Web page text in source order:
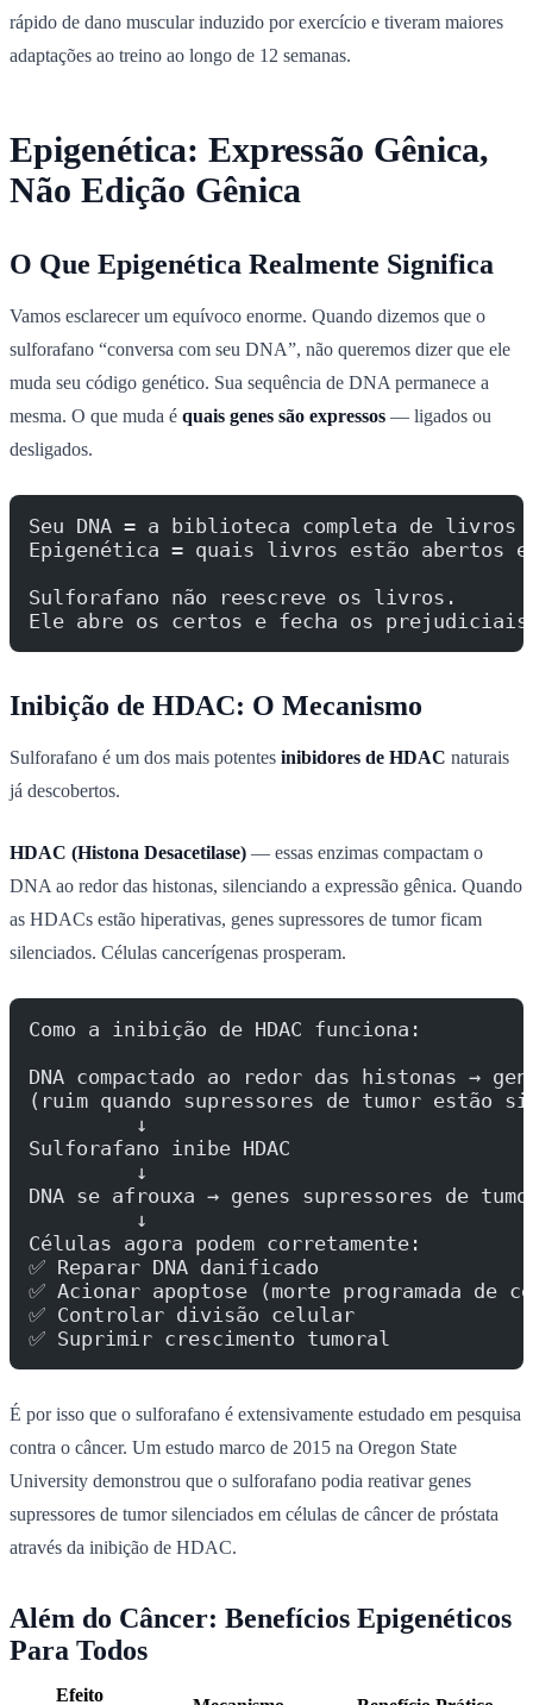
rápido de dano muscular induzido por exercício e tiveram maiores
adaptações ao treino ao longo de 12 semanas.
Epigenética: Expressão Gênica,
Não Edição Gênica
O Que Epigenética Realmente Significa
Vamos esclarecer um equívoco enorme. Quando dizemos que o
sulforafano “conversa com seu DNA”, não queremos dizer que ele
muda seu código genético. Sua sequência de DNA permanece a
mesma. O que muda é quais genes são expressos — ligados ou
desligados.
Seu DNA = a biblioteca completa de livros
Epigenética = quais livros estão abertos
Sulforafano não reescreve os livros.
Ele abre os certos e fecha os
Inibição de HDAC: O Mecanismo
Sulforafano é um dos mais potentes inibidores de HDAC naturais
já descobertos.
HDAC (Histona Desacetilase) — essas enzimas compactam o
DNA ao redor das histonas, silenciando a expressão gênica. Quando
as HDACs estão hiperativas, genes supressores de tumor ficam
silenciados. Células cancerígenas prosperam.
Como a inibição de HDAC funciona:
DNA compactado ao redor das histonas →
(ruim quando supressores de tumor estão
         ↓
Sulforafano inibe HDAC
         ↓
DNA se afrouxa → genes supressores de
         ↓
Células agora podem corretamente:
✅ Reparar DNA danificado
✅ Acionar apoptose (morte programada de
✅ Controlar divisão celular
✅ Suprimir crescimento tumoral
É por isso que o sulforafano é extensivamente estudado em pesquisa
contra o câncer. Um estudo marco de 2015 na Oregon State
University demonstrou que o sulforafano podia reativar genes
supressores de tumor silenciados em células de câncer de próstata
através da inibição de HDAC.
Além do Câncer: Benefícios Epigenéticos
Para Todos
Efeito